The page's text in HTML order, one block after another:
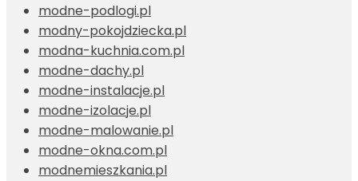
modne-podlogi.pl
modny-pokojdziecka.pl
modna-kuchnia.com.pl
modne-dachy.pl
modne-instalacje.pl
modne-izolacje.pl
modne-malowanie.pl
modne-okna.com.pl
modnemieszkania.pl